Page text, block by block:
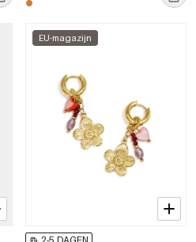
EU-magazijn